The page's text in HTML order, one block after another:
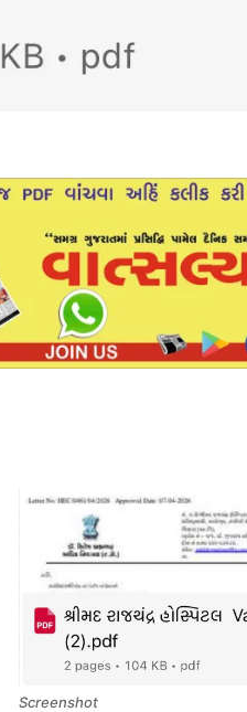
Screenshot